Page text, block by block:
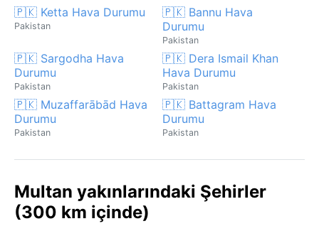
🇵🇰 Ketta Hava Durumu
Pakistan
🇵🇰 Bannu Hava
Durumu
Pakistan
🇵🇰 Sargodha Hava
Durumu
Pakistan
🇵🇰 Dera Ismail Khan
Hava Durumu
Pakistan
🇵🇰 Muzaffarābād Hava
Durumu
Pakistan
🇵🇰 Battagram Hava
Durumu
Pakistan
Multan yakınlarındaki Şehirler
(300 km içinde)